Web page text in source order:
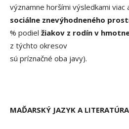
významne horšími výsledkami viac
sociálne znevýhodneného
% podiel žiakov z rodín v
z týchto okresov
sú príznačné oba javy).
MAĎARSKÝ JAZYK A LITERATÚRA